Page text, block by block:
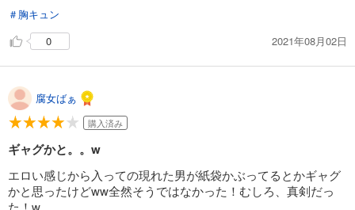
買えばよい話なのですが、単行本として手に取った際の感想と
して受け取っていただけたらと思います)
＃胸キュン
0
2021年08月02日
腐女ばぁ
購入済み
ギャグかと。。w
エロい感じから入っての現れた男が紙袋かぶってるとかギャグ
かと思ったけどww全然そうではなかった！むしろ、真剣だっ
た！w